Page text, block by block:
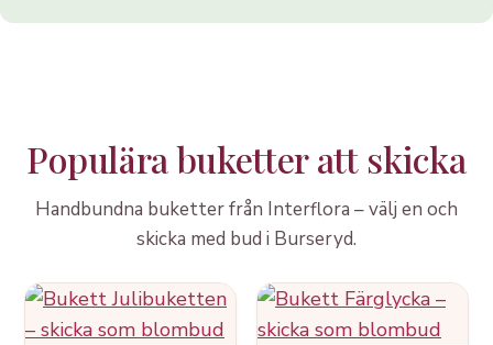
Populära buketter att skicka
Handbundna buketter från Interflora – välj en och
skicka med bud i Burseryd.